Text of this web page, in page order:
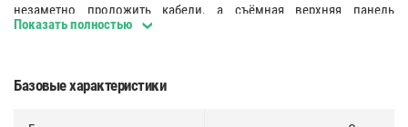
незаметно проложить кабели, а съёмная верхняя панель
плинтуса обеспечивает удобство монтажа.
Однородная гладкая структура лицевой части.
Показать полностью
Базовые характеристики